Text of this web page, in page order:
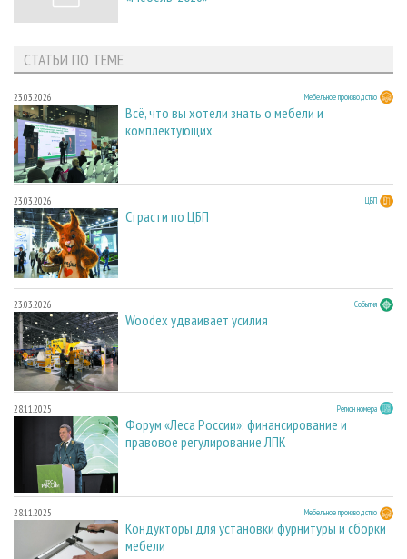
СТАТЬИ ПО ТЕМЕ
23.03.2026 Мебельное производство
Всё, что вы хотели знать о мебели и
комплектующих
23.03.2026 ЦБП
Страсти по ЦБП
23.03.2026 События
Woodex удваивает усилия
28.11.2025 Регион номера
Форум «Леса России»: финансирование и
правовое регулирование ЛПК
28.11.2025 Мебельное производство
Кондукторы для установки фурнитуры и сборки
мебели